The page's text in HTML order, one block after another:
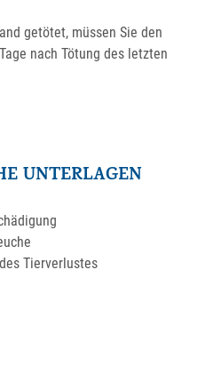
getötet, müssen Sie den
nach Tötung des letzten
UNTERLAGEN
Tierverlustes